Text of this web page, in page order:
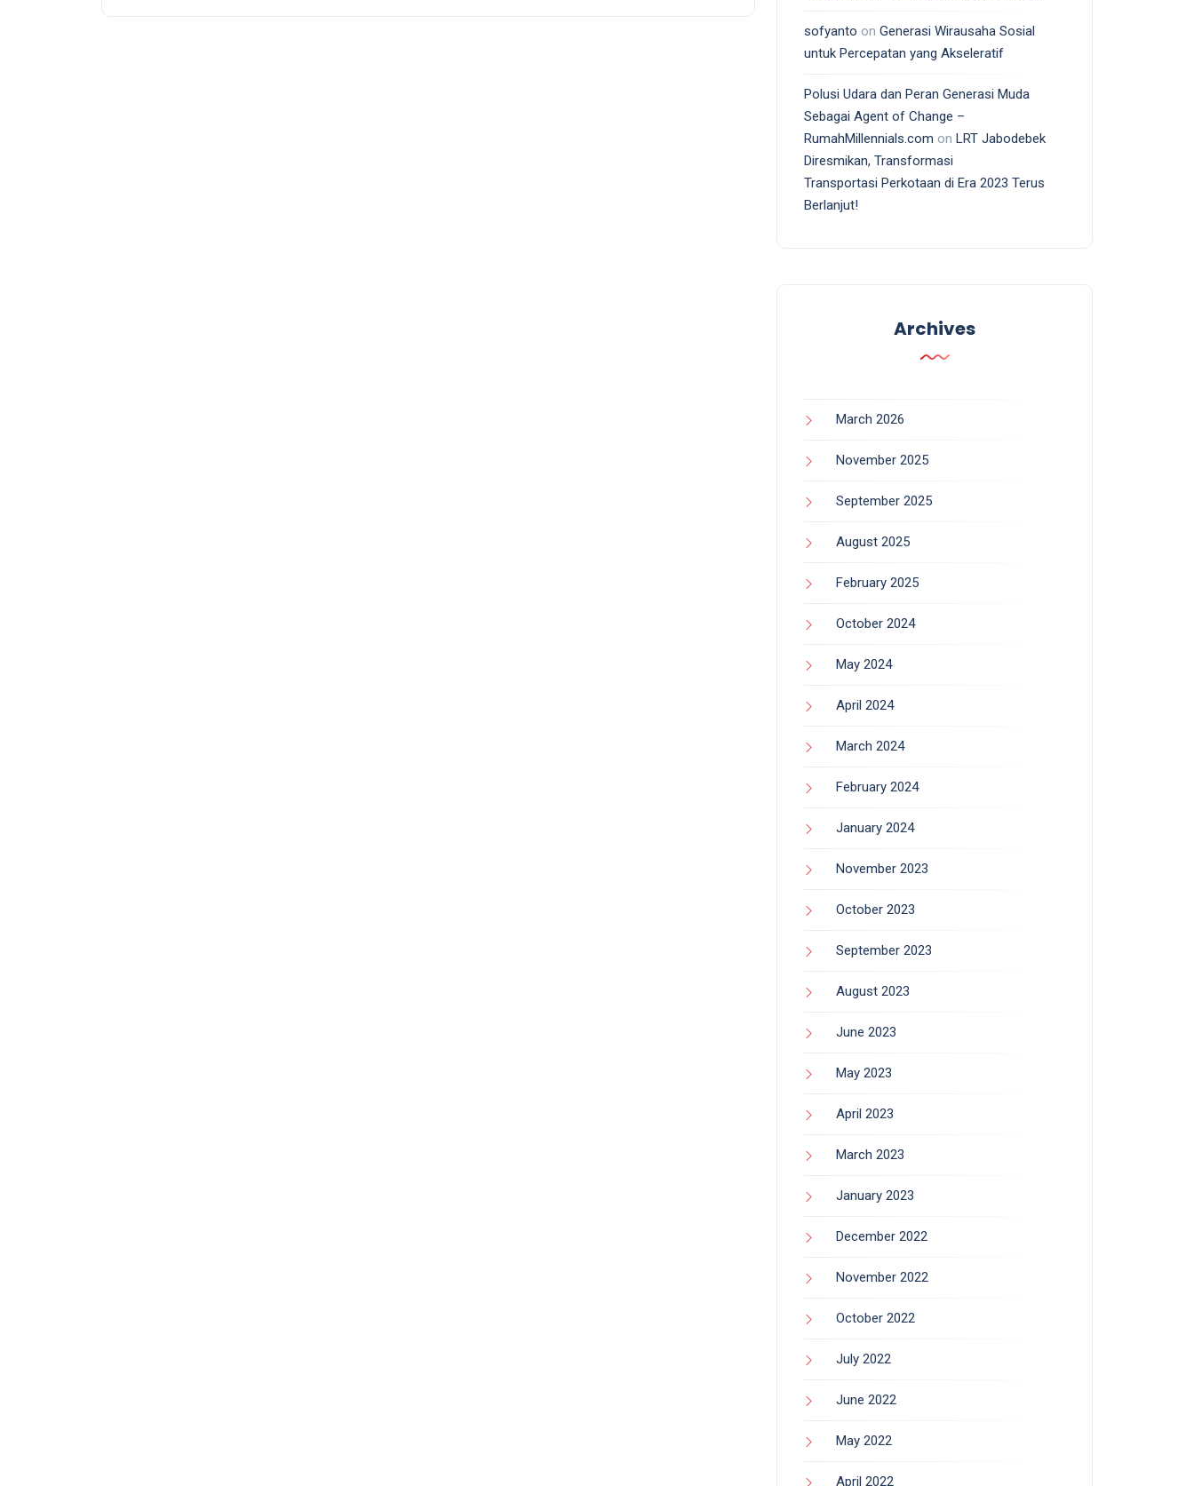
sofyanto on Generasi Wirausaha Sosial
untuk Percepatan yang Akseleratif
Polusi Udara dan Peran Generasi Muda
Sebagai Agent of Change –
RumahMillennials.com on LRT Jabodebek
Diresmikan, Transformasi
Transportasi Perkotaan di Era 2023 Terus
Berlanjut!
Archives
March 2026
November 2025
September 2025
August 2025
February 2025
October 2024
May 2024
April 2024
March 2024
February 2024
January 2024
November 2023
October 2023
September 2023
August 2023
June 2023
May 2023
April 2023
March 2023
January 2023
December 2022
November 2022
October 2022
July 2022
June 2022
May 2022
April 2022